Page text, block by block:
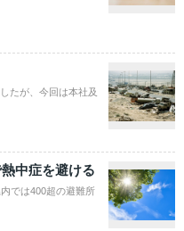
たが、今回は本社及
中症を避ける
では400超の避難所